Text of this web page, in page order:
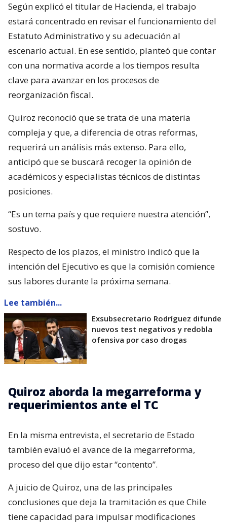
Según explicó el titular de Hacienda, el trabajo
estará concentrado en revisar el funcionamiento del
Estatuto Administrativo y su adecuación al
escenario actual. En ese sentido, planteó que contar
con una normativa acorde a los tiempos resulta
clave para avanzar en los procesos de
reorganización fiscal.
Quiroz reconoció que se trata de una materia
compleja y que, a diferencia de otras reformas,
requerirá un análisis más extenso. Para ello,
anticipó que se buscará recoger la opinión de
académicos y especialistas técnicos de distintas
posiciones.
“Es un tema país y que requiere nuestra atención”,
sostuvo.
Respecto de los plazos, el ministro indicó que la
intención del Ejecutivo es que la comisión comience
sus labores durante la próxima semana.
Lee también...
Exsubsecretario Rodríguez difunde
nuevos test negativos y redobla
ofensiva por caso drogas
Quiroz aborda la megarreforma y
requerimientos ante el TC
En la misma entrevista, el secretario de Estado
también evaluó el avance de la megarreforma,
proceso del que dijo estar “contento”.
A juicio de Quiroz, una de las principales
conclusiones que deja la tramitación es que Chile
tiene capacidad para impulsar modificaciones